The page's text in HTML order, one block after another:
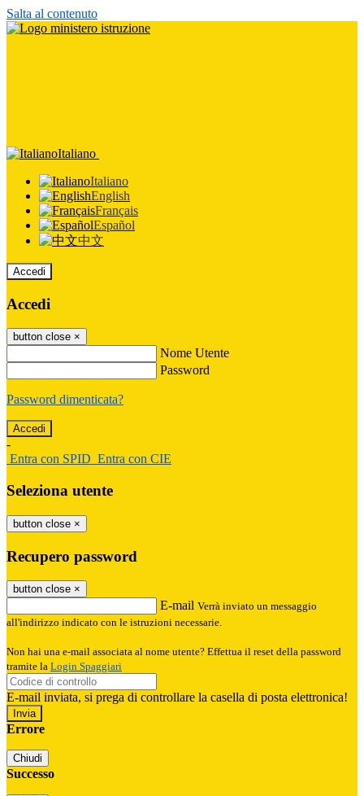
Salta al contenuto
Italiano
Italiano
English
Français
Español
中文
Accedi
Accedi
button close ×
Nome Utente
Password
Password dimenticata?
-
Entra con SPID Entra con CIE
Seleziona utente
button close ×
Recupero password
button close ×
E-mail Verrà inviato un messaggio
all'indirizzo indicato con le istruzioni necessarie.
Non hai una e-mail associata al nome utente? Effettua il reset della password
tramite la Login Spaggiari
E-mail inviata, si prega di controllare la casella di posta elettronica!
Errore
Chiudi
Successo